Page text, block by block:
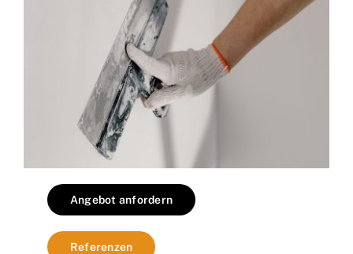
Angebot anfordern
Referenzen